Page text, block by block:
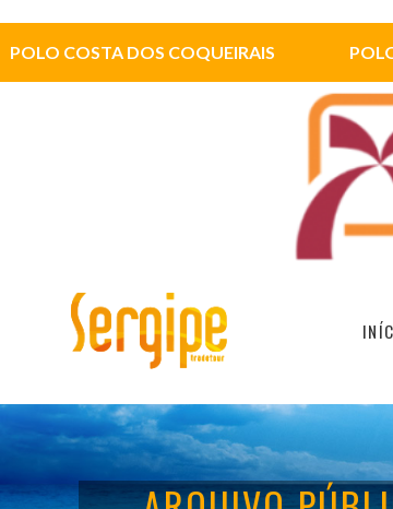
POLO COSTA DOS COQUEIRAIS